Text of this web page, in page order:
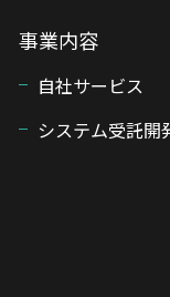
事業内容
自社サービス
システム受託開